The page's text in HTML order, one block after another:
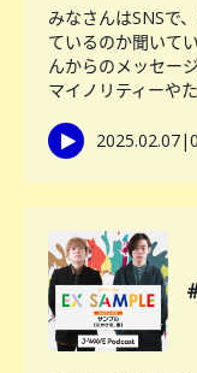
みなさんはSNSで
ているのか聞いて
んからのメッセー
マイノリティーや
2025.02.07|